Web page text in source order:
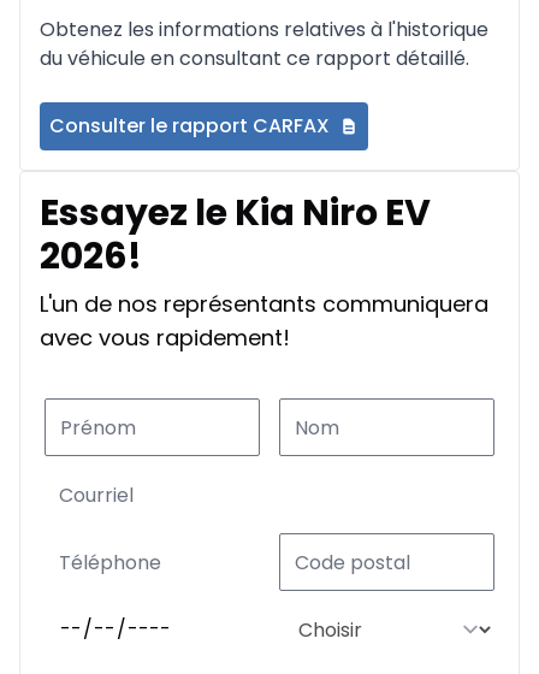
Obtenez les informations relatives à l'historique
du véhicule en consultant ce rapport détaillé.
Consulter le rapport CARFAX
Essayez le Kia Niro EV
2026!
L'un de nos représentants communiquera
avec vous rapidement!